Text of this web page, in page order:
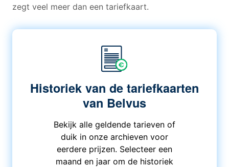
zegt veel meer dan een tariefkaart.
Historiek van de tariefkaarten
van Belvus
Bekijk alle geldende tarieven of
duik in onze archieven voor
eerdere prijzen. Selecteer een
maand en jaar om de historiek